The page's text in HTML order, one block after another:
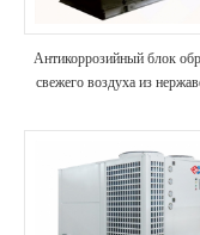
Антикоррозийный блок
свежего воздуха из